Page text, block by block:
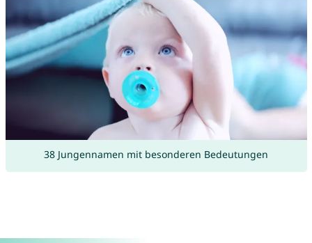
38 Jungennamen mit besonderen Bedeutungen